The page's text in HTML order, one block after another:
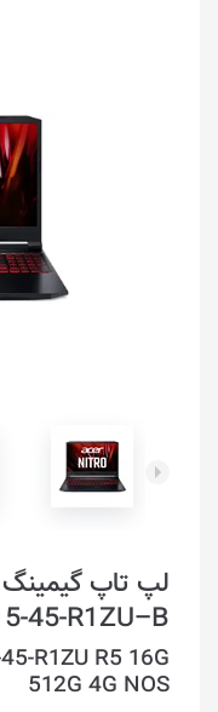
45-R1ZU–B
R1ZU R5 16G
512G 4G NOS